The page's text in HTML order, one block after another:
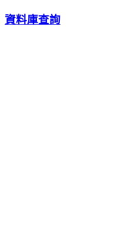
資料庫查詢